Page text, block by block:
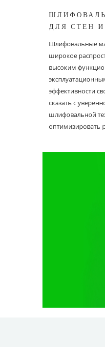
ДЛЯ СТЕН
Шлифовальные
широкое
высоким
эффективности
сказать с
шлифовальной
оптимизировать